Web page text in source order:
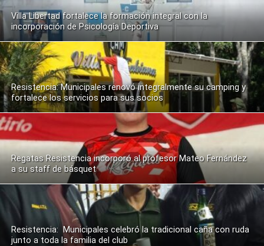
Villa Libertad fortalece la formación integral con la
incorporación de Psicología Deportiva
Resistencia: Municipales renovó integralmente su camping y
fortalece los servicios para sus socios
Regatas Resistencia incorporó al profesor Mateo Fernández
a su staff de básquet
Resistencia: Municipales celebró la tradicional caña con ruda
junto a toda la familia del club